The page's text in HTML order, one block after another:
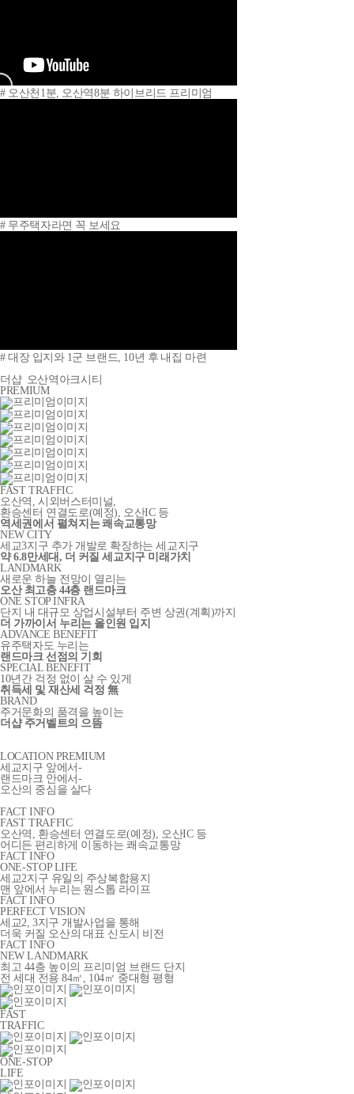
# 오산천1분, 오산역8분 하이브리드 프리미엄
# 무주택자라면 꼭 보세요
# 대장 입지와 1군 브랜드, 10년 후 내집 마련
더샵 오산역아크시티
PREMIUM
FAST TRAFFIC
오산역, 시외버스터미널,
환승센터 연결도로(예정) , 오산IC 등
역세권에서 펼쳐지는 쾌속교통망
NEW CITY
세교3지구 추가 개발로 확장하는 세교지구
약 6.8만세대, 더 커질 세교지구 미래가치
LANDMARK
새로운 하늘 전망이 열리는
오산 최고층 44층 랜드마크
ONE STOP INFRA
단지 내 대규모 상업시설부터 주변 상권(계획)까지
더 가까이서 누리는 올인원 입지
ADVANCE BENEFIT
유주택자도 누리는
랜드마크 선점의 기회
SPECIAL BENEFIT
10년간 걱정 없이 살 수 있게
취득세 및 재산세 걱정 無
BRAND
주거문화의 품격을 높이는
더샵 주거벨트의 으뜸
LOCATION PREMIUM
세교지구 앞에서-
랜드마크 안에서-
오산의 중심을 살다
FACT INFO
FAST TRAFFIC
오산역, 환승센터 연결도로(예정), 오산IC 등
어디든 편리하게 이동하는 쾌속교통망
FACT INFO
ONE-STOP LIFE
세교2지구 유일의 주상복합용지
맨 앞에서 누리는 원스톱 라이프
FACT INFO
PERFECT VISION
세교2, 3지구 개발사업을 통해
더욱 커질 오산의 대표 신도시 비전
FACT INFO
NEW LANDMARK
최고 44층 높이의 프리미엄 브랜드 단지
전 세대 전용 84㎡, 104㎡ 중대형 평형
FAST
TRAFFIC
ONE-STOP
LIFE